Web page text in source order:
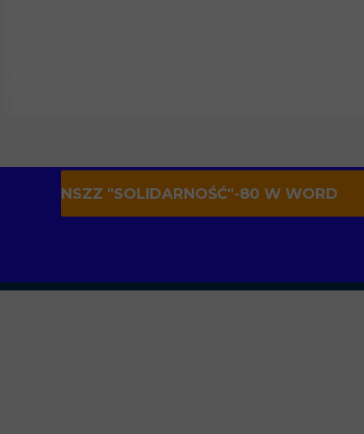
NSZZ "SOLIDARNOŚĆ"-80 W WORD